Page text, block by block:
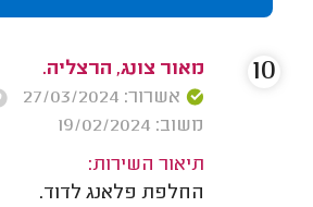
מאור צונג, הרצליה.
אשרור: 27/03/2024
משוב: 19/02/2024
תיאור השירות:
החלפת פלאנג לדוד.
10